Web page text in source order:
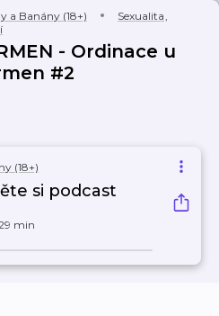
a Banány (18+) Sexualita,
- Ordinace u
#2
(18+)
si podcast
min